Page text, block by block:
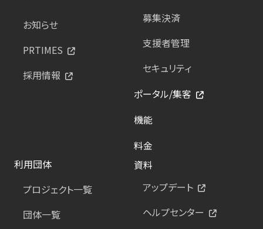
お知らせ
PRTIMES
採用情報
募集決済
支援者管理
セキュリティ
ポータル/集客
機能
料金
利用団体
プロジェクト一覧
団体一覧
資料
アップデート
ヘルプセンター